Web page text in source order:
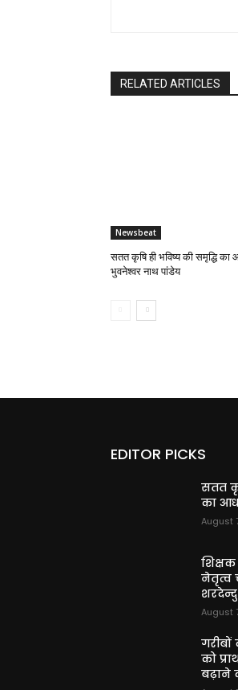
RELATED ARTICLES
Newsbeat
सतत कृषि ही भविष्य की समृद्धि का
भुवनेश्वर नाथ पांडेय
EDITOR PICKS
सतत
का
August
नेतृत्व
शरदेन्दु
August
गरीबों
को
बढ़ाने